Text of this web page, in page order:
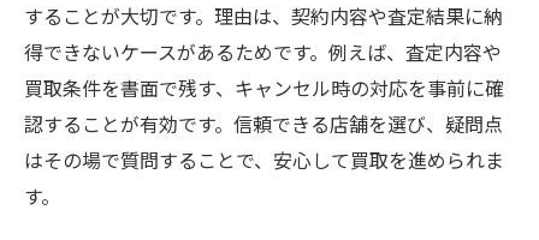
することが大切です。理由は、契約内容や査定結果に納
得できないケースがあるためです。例えば、査定内容や
買取条件を書面で残す、キャンセル時の対応を事前に確
認することが有効です。信頼できる店舗を選び、疑問点
はその場で質問することで、安心して買取を進められま
す。